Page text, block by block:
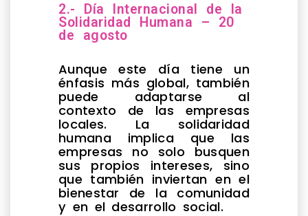
2.- Día Internacional de la
Solidaridad Humana – 20
de agosto
Aunque este día tiene un
énfasis más global, también
puede adaptarse al
contexto de las empresas
locales. La solidaridad
humana implica que las
empresas no solo busquen
sus propios intereses, sino
que también inviertan en el
bienestar de la comunidad
y en el desarrollo social.